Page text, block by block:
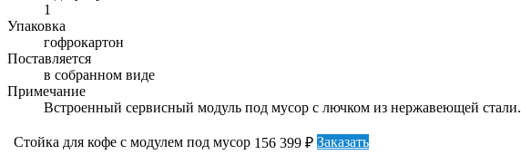
1
Упаковка
гофрокартон
Поставляется
в собранном виде
Примечание
Встроенный сервисный модуль под мусор с лючком из нержавеющей стали.
Стойка для кофе с модулем под мусор 156 399 ₽ Заказать